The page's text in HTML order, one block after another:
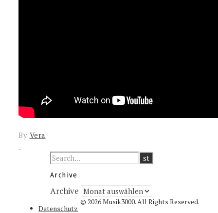
By Vera
Archive
Archive
© 2026 Musik3000. All Rights Reserved.
Datenschutz